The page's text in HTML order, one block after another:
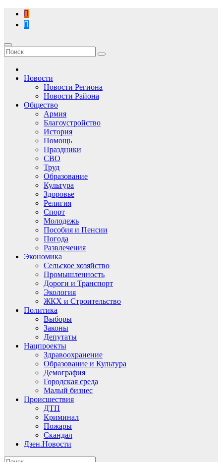
Перейти
содержимому
Новости
Новости Региона
Новости Района
Общество
Армия
Благоустройство
История
Помощь
Праздники
СВО
Труд
Образование
Культура
Здоровье
Религия
Спорт
Молодежь
Пособия и Пенсии
Погода
Развлечения
Экономика
Сельское хозяйство
Промышленность
Дороги и Транспорт
Экология
ЖКХ и Строительство
Политика
Выборы
Законы
Депутаты
Нацпроекты
Здравоохранение
Образование и Культура
Демография
Городская среда
Малый бизнес
Происшествия
ДТП
Криминал
Пожары
Скандал
Дзен.Новости